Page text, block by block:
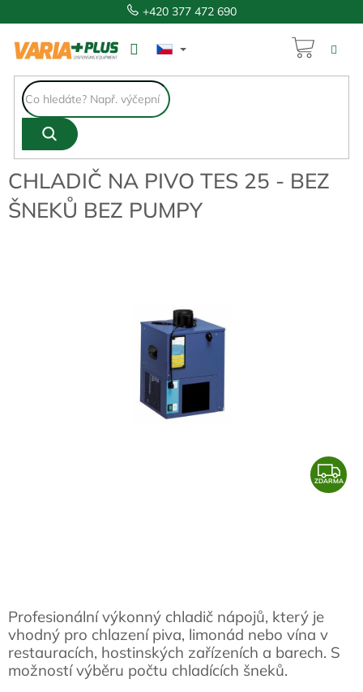
na
+420 377 472 690
CHLADIČ NA PIVO TES 25 - BEZ
ŠNEKŮ BEZ PUMPY
Z
D
ZDARMA
Profesionální výkonný chladič nápojů, který je
vhodný pro chlazení piva, limonád nebo vína v
restauracích, hostinských zařízeních a barech. S
možností výběru počtu chladících šneků.
14 334 Kč